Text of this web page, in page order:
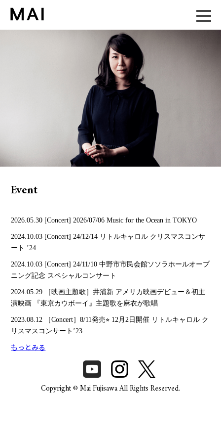
Event
2026.05.30 [Concert] 2026/07/06 Music for the Ocean in TOKYO
2024.10.03 [Concert] 24/12/14 リトルキャロル クリスマスコンサ
ート ’24
2024.10.03 [Concert] 24/11/10 中野市市民会館ソソラホールオープ
ニング記念 スペシャルコンサート
2024.05.29
［映画主題歌］井浦新 アメリカ映画デビュー＆初主
演映画 『東京カウボーイ』主題歌を麻衣が歌唱
2023.08.12
［Concert］8/11発売⭐︎ 12月2日開催 リトルキャロル ク
リスマスコンサート’23
もっとみる
Copyright © Mai Fujisawa All Rights Reserved.